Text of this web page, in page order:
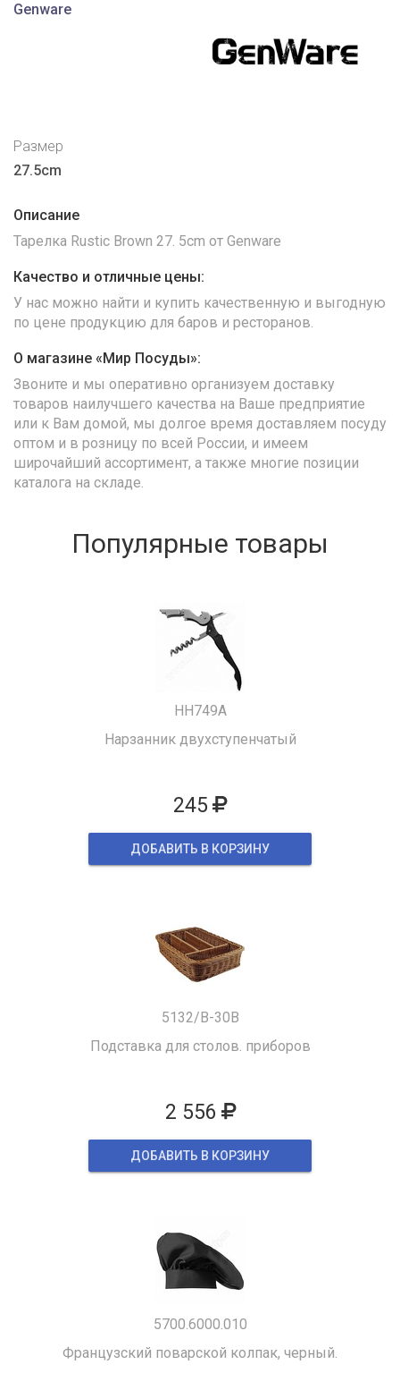
Genware
Размер
27.5cm
Описание
Тарелка Rustic Brown 27. 5cm от Genware
Качество и отличные цены:
У нас можно найти и купить качественную и выгодную
по цене продукцию для баров и ресторанов.
О магазине «Мир Посуды»:
Звоните и мы оперативно организуем доставку
товаров наилучшего качества на Ваше предприятие
или к Вам домой, мы долгое время доставляем посуду
оптом и в розницу по всей России, и имеем
широчайший ассортимент, а также многие позиции
каталога на складе.
Популярные товары
HH749A
Нарзанник двухступенчатый
245
ДОБАВИТЬ В КОРЗИНУ
5132/B-30B
Подставка для столов. приборов
2 556
ДОБАВИТЬ В КОРЗИНУ
5700.6000.010
Французский поварской колпак, черный.